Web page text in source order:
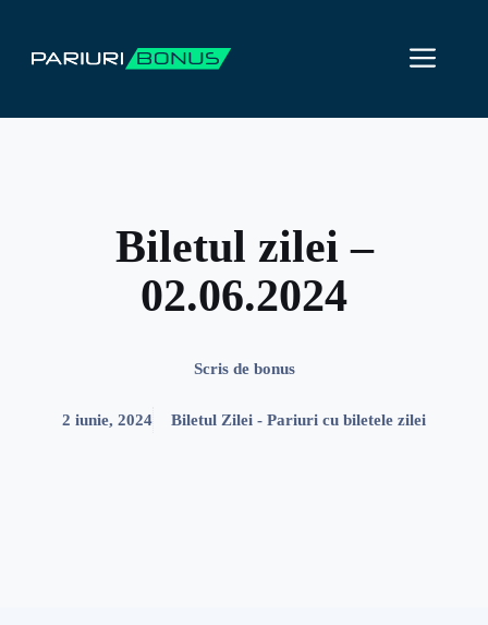
conținut
Biletul zilei –
02.06.2024
Scris de bonus
2 iunie, 2024 Biletul Zilei - Pariuri cu biletele zilei